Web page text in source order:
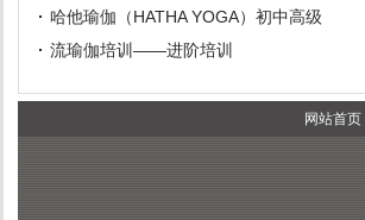
哈他瑜伽（HATHA YOGA）初中高级
流瑜伽培训——进阶培训
网站首页|